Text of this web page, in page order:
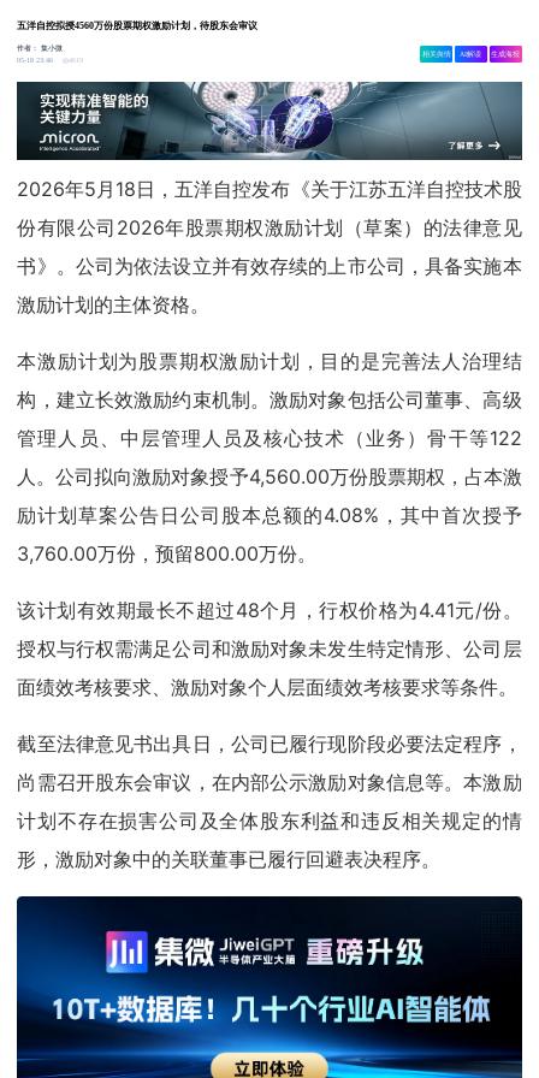
五洋自控拟授4560万份股票期权激励计划，待股东会审议
作者：集小微
05-18 23:46
4619
相关舆情 AI解读 生成海报
2026年5月18日，五洋自控发布《关于江苏五洋自控技术股
份有限公司2026年股票期权激励计划（草案）的法律意见
书》。公司为依法设立并有效存续的上市公司，具备实施本
激励计划的主体资格。
本激励计划为股票期权激励计划，目的是完善法人治理结
构，建立长效激励约束机制。激励对象包括公司董事、高级
管理人员、中层管理人员及核心技术（业务）骨干等122
人。公司拟向激励对象授予4,560.00万份股票期权，占本激
励计划草案公告日公司股本总额的4.08%，其中首次授予
3,760.00万份，预留800.00万份。
该计划有效期最长不超过48个月，行权价格为4.41元/份。
授权与行权需满足公司和激励对象未发生特定情形、公司层
面绩效考核要求、激励对象个人层面绩效考核要求等条件。
截至法律意见书出具日，公司已履行现阶段必要法定程序，
尚需召开股东会审议，在内部公示激励对象信息等。本激励
计划不存在损害公司及全体股东利益和违反相关规定的情
形，激励对象中的关联董事已履行回避表决程序。